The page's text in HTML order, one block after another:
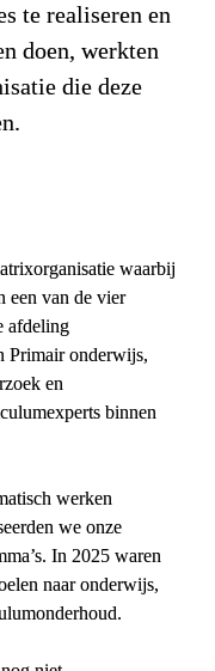
te realiseren en
doen, werkten
die deze
waarbij
een van de vier
afdeling
Primair onderwijs,
en
binnen
werken
we onze
In 2025 waren
naar onderwijs,